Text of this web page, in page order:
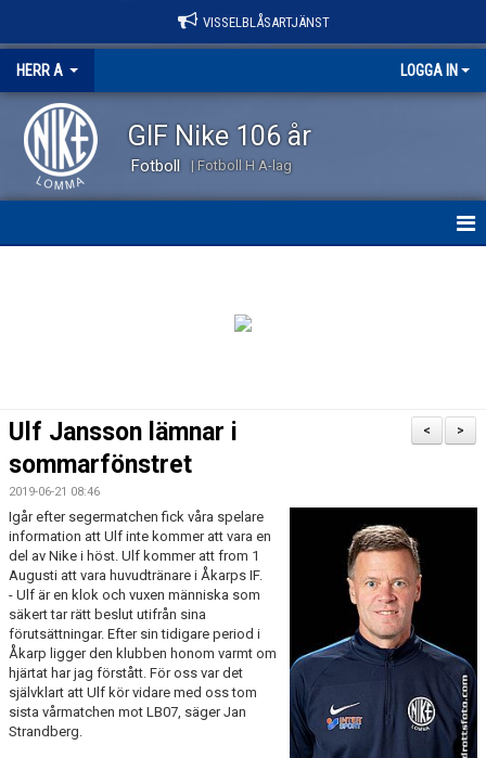
VISSELBLÅSARTJÄNST
HERR A LOGGA IN
GIF Nike 106 år
Fotboll | Fotboll H A-lag
BILDGALLERI
DOKUMENT
MATCHER
TIDIGARE TRÄNARE
DIV 5 HERR SYDVÄSTRA SKÅNE 2026
DIVISION 2 HERR B SKÅNE
>
<
Ulf Jansson lämnar i
sommarfönstret
2019-06-21 08:46
Igår efter segermatchen fick våra spelare
information att Ulf inte kommer att vara en
del av Nike i höst. Ulf kommer att from 1
Augusti att vara huvudtränare i Åkarps IF.
- Ulf är en klok och vuxen människa som
säkert tar rätt beslut utifrån sina
förutsättningar. Efter sin tidigare period i
Åkarp ligger den klubben honom varmt om
hjärtat har jag förstått. För oss var det
självklart att Ulf kör vidare med oss tom
sista vårmatchen mot LB07, säger Jan
Strandberg.